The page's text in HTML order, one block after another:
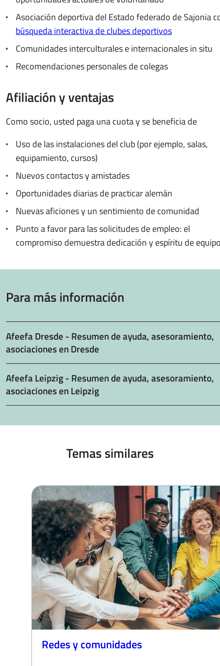
Asociación deportiva del Estado federado de Sajonia
búsqueda interactiva de clubes deportivos
Comunidades interculturales e internacionales in situ
Recomendaciones personales de colegas
Afiliación y ventajas
Como socio, usted paga una cuota y se beneficia de
Uso de las instalaciones del club (por ejemplo, salas,
equipamiento, cursos)
Nuevos contactos y amistades
Oportunidades diarias de practicar alemán
Nuevas aficiones y un sentimiento de comunidad
Punto a favor para las solicitudes de empleo: el
compromiso demuestra dedicación y espíritu de
Para más información
Afeefa Dresde - Resumen de ayuda, asesoramiento,
asociaciones en Dresde
Afeefa Leipzig - Resumen de ayuda, asesoramiento,
asociaciones en Leipzig
Temas similares
Redes y comunidades